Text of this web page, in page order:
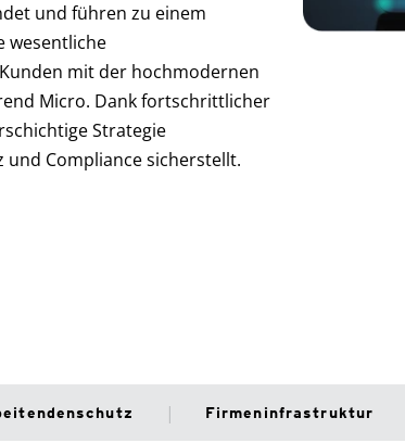
und führen zu einem
wesentliche
mit der hochmodernen
Micro. Dank fortschrittlicher
Strategie
Compliance sicherstellt.
Firmeninfrastruktur